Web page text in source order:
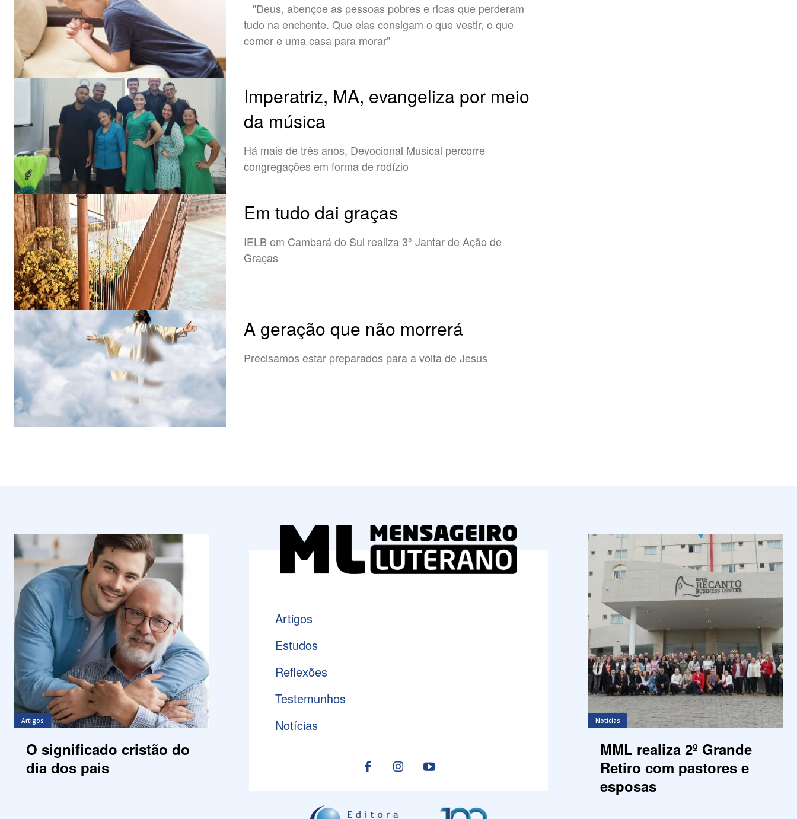
"Deus, abençoe as pessoas pobres e ricas que perderam
tudo na enchente. Que elas consigam o que vestir, o que
comer e uma casa para morar”
Imperatriz, MA, evangeliza por meio
da música
Há mais de três anos, Devocional Musical percorre
congregações em forma de rodízio
Em tudo dai graças
IELB em Cambará do Sul realiza 3º Jantar de Ação de
Graças
A geração que não morrerá
Precisamos estar preparados para a volta de Jesus
Artigos
O significado cristão do
dia dos pais
Artigos
Estudos
Reflexões
Testemunhos
Notícias
Notícias
MML realiza 2º Grande
Retiro com pastores e
esposas